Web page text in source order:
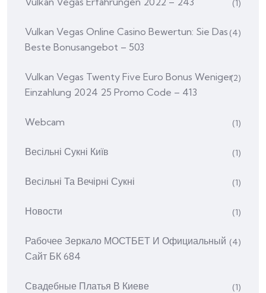
(1)
Vulkan Vegas Online Casino Bewertun: Sie Das
Beste Bonusangebot – 503
(4)
Vulkan Vegas Twenty Five Euro Bonus Weniger
Einzahlung 2024 25 Promo Code – 413
(2)
Webcam (1)
Весільні Сукні Київ (1)
Весільні Та Вечірні Сукні (1)
Новости (1)
Рабочее Зеркало МОСТБЕТ И Официальный
Сайт БК 684
(4)
Свадебные Платья В Киеве (1)